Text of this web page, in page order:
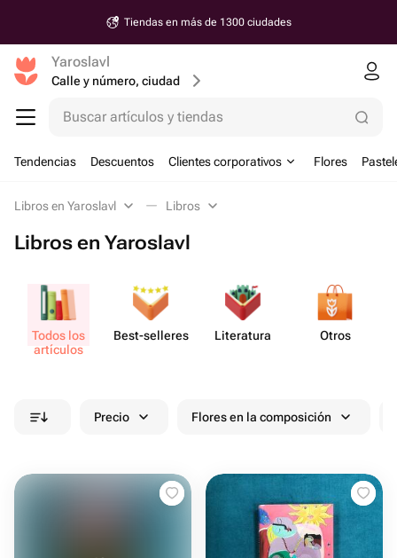
Tiendas en más de 1300 ciudades
Yaroslavl
Calle y número, ciudad
Buscar artículos y tiendas
Tendencias Descuentos Clientes corporativos Flores
Libros en Yaroslavl Libros
Libros en Yaroslavl
Todos los
artículos
Best-se​lleres Lite​ratura Otros
Precio Flores en la composición